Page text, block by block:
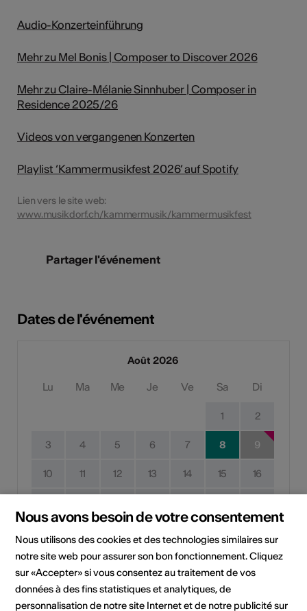
Audio-Konzerteinführung
Mehr zu Mel Bonis | Composer to Discover 2026
Mehr zu Claire-Mélanie Sinnhuber | Composer in
Residence 2025/26
Videos von vergangenen Konzerten
Playlist ‘Kammermusikfest 2026’ auf Spotify
Lien vers le site web:
www.musikdorf.ch/kammermusik/kammermusikfest
Partager l'événement
Dates de l'événement
Août 2026
Lu Ma Me Je Ve Sa Di
1 2
3 4 5 6 7 8 9
10 11 12 13 14 15 16
31
Date de mise en œuvre
Nous avons besoin de votre consentement
Nous utilisons des cookies et des technologies similaires sur
notre site web pour assurer son bon fonctionnement. Cliquez
sur «Accepter» si vous consentez au traitement de vos
données à des fins statistiques et analytiques, de
personnalisation de notre site Internet et de notre publicité sur